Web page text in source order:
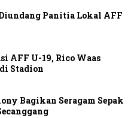
Panitia Lokal AFF
AFF U-19, Rico Waas
Stadion
Bagikan Seragam Sepak